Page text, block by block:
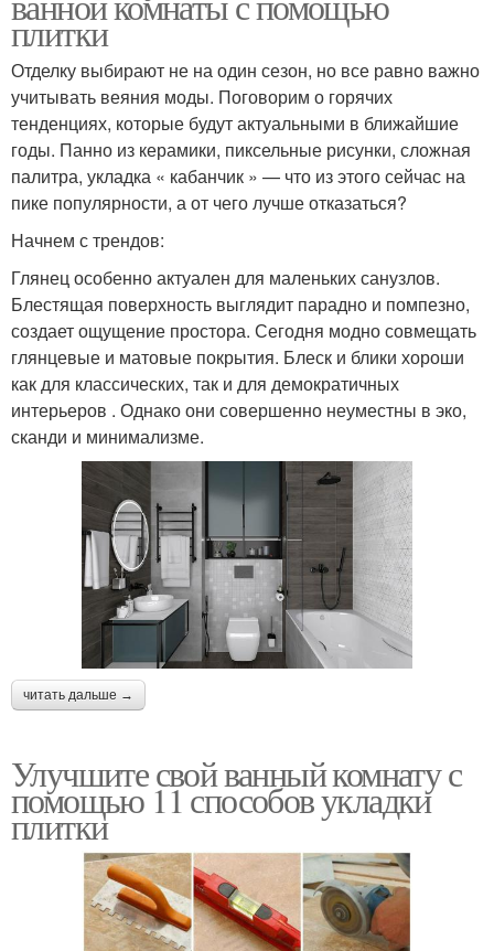
плитки
Отделку выбирают не на один сезон, но все равно важно
учитывать веяния моды. Поговорим о горячих
тенденциях, которые будут актуальными в ближайшие
годы. Панно из керамики, пиксельные рисунки, сложная
палитра, укладка « кабанчик » — что из этого сейчас на
пике популярности, а от чего лучше отказаться?
Начнем с трендов:
Глянец особенно актуален для маленьких санузлов.
Блестящая поверхность выглядит парадно и помпезно,
создает ощущение простора. Сегодня модно совмещать
глянцевые и матовые покрытия. Блеск и блики хороши
как для классических, так и для демократичных
интерьеров . Однако они совершенно неуместны в эко,
сканди и минимализме.
читать дальше →
Улучшите свой ванный комнату с
помощью 11 способов укладки
плитки